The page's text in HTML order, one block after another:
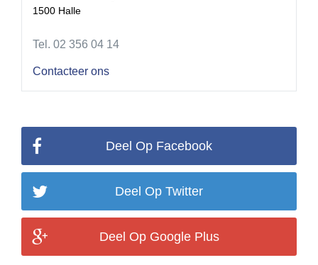
1500 Halle
Tel. 02 356 04 14
Contacteer ons
Deel Op Facebook
Deel Op Twitter
Deel Op Google Plus